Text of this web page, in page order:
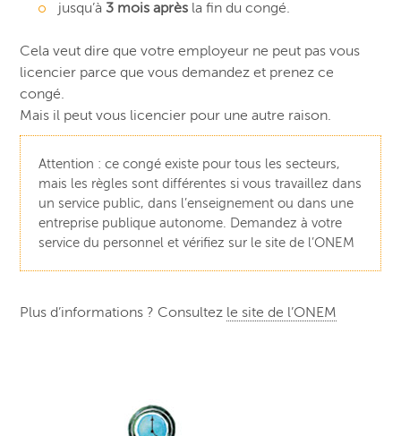
jusqu’à 3 mois après la fin du congé.
Cela veut dire que votre employeur ne peut pas vous
licencier parce que vous demandez et prenez ce
congé.
Mais il peut vous licencier pour une autre raison.
Attention : ce congé existe pour tous les secteurs,
mais les règles sont différentes si vous travaillez dans
un service public, dans l’enseignement ou dans une
entreprise publique autonome. Demandez à votre
service du personnel et vérifiez sur le site de l’ONEM
Plus d’informations ? Consultez le site de l’ONEM